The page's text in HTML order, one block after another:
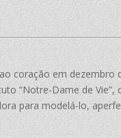
coração em dezembro
“Notre-Dame de
para modelá-lo,